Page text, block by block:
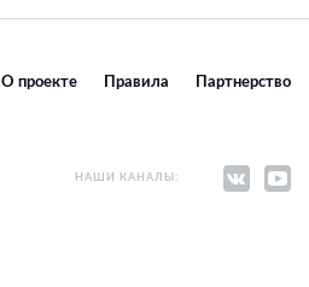
О проекте Правила Партнерство
НАШИ КАНАЛЫ: